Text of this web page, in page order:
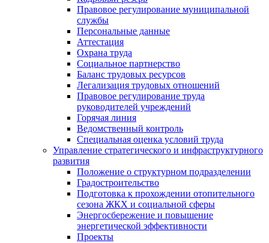
Правовое регулирование муниципальной
службы
Персональные данные
Аттестация
Охрана труда
Социальное партнерство
Баланс трудовых ресурсов
Легализация трудовых отношений
Правовое регулирование труда
руководителей учреждений
Горячая линия
Ведомственный контроль
Специальная оценка условий труда
Управление стратегического и инфраструктурного
развития
Положение о структурном подразделении
Градостроительство
Подготовка к прохождении отопительного
сезона ЖКХ и социальной сферы
Энергосбережение и повышение
энергетической эффективности
Проекты